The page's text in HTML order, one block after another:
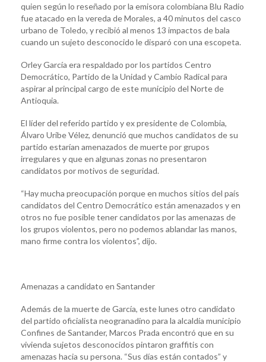
quien según lo reseñado por la emisora colombiana Blu Radio
fue atacado en la vereda de Morales, a 40 minutos del casco
urbano de Toledo, y recibió al menos 13 impactos de bala
cuando un sujeto desconocido le disparó con una escopeta.
Orley García era respaldado por los partidos Centro
Democrático, Partido de la Unidad y Cambio Radical para
aspirar al principal cargo de este municipio del Norte de
Antioquia.
El líder del referido partido y ex presidente de Colombia,
Álvaro Uribe Vélez, denunció que muchos candidatos de su
partido estarían amenazados de muerte por grupos
irregulares y que en algunas zonas no presentaron
candidatos por motivos de seguridad.
“Hay mucha preocupación porque en muchos sitios del país
candidatos del Centro Democrático están amenazados y en
otros no fue posible tener candidatos por las amenazas de
los grupos violentos, pero no podemos ablandar las manos,
mano firme contra los violentos”, dijo.
Amenazas a candidato en Santander
Además de la muerte de García, este lunes otro candidato
del partido oficialista neogranadino para la alcaldía municipio
Confines de Santander, Marcos Prada encontró que en su
vivienda sujetos desconocidos pintaron graffitis con
amenazas hacia su persona. “Sus días están contados” y